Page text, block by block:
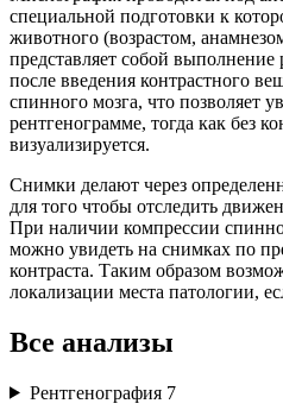
специальной подготовки к
животного (возрастом,
представляет собой выполнение
после введения контрастного
спинного мозга, что позволяет
рентгенограмме, тогда как без
визуализируется.
Снимки делают через
для того чтобы отследить
При наличии компрессии
можно увидеть на снимках по
контраста. Таким образом
локализации места патологии,
Все анализы
Рентгенография 7